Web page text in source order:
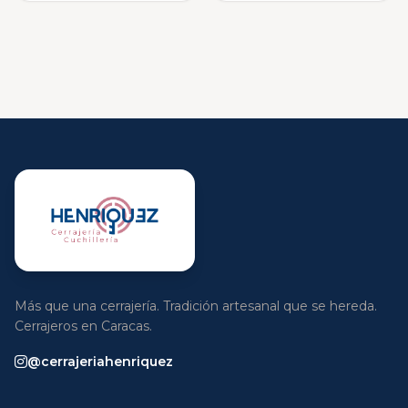
Más que una cerrajería. Tradición artesanal que se hereda.
Cerrajeros en Caracas.
@cerrajeriahenriquez